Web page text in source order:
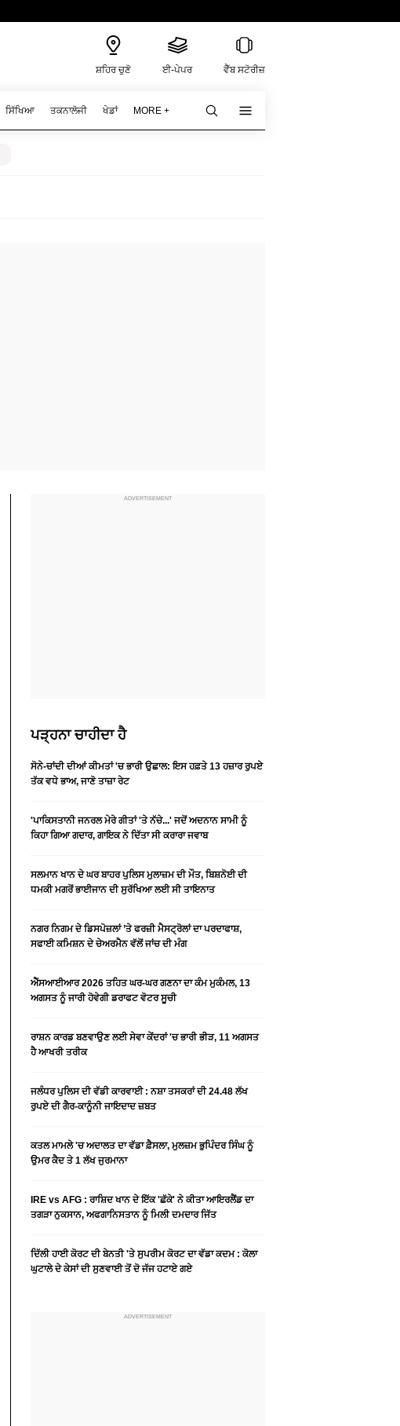
ਸ਼ਹਿਰ ਚੁਣੋ ਈ-ਪੇਪਰ ਵੈੱਬ ਸਟੋਰੀਜ਼
ਸਿੱਖਿਆ ਤਕਨਾਲੋਜੀ ਖੇਡਾਂ MORE +
ਪੜ੍ਹਨਾ ਚਾਹੀਦਾ ਹੈ
ਸੋਨੇ-ਚਾਂਦੀ ਦੀਆਂ ਕੀਮਤਾਂ 'ਚ ਭਾਰੀ ਉਛਾਲ: ਇਸ ਹਫ਼ਤੇ 13 ਹਜ਼ਾਰ ਰੁਪਏ
ਤੱਕ ਵਧੇ ਭਾਅ, ਜਾਣੋ ਤਾਜ਼ਾ ਰੇਟ
'ਪਾਕਿਸਤਾਨੀ ਜਨਰਲ ਮੇਰੇ ਗੀਤਾਂ 'ਤੇ ਨੱਚੇ...' ਜਦੋਂ ਅਦਨਾਨ ਸਾਮੀ ਨੂੰ
ਕਿਹਾ ਗਿਆ ਗਦਾਰ, ਗਾਇਕ ਨੇ ਦਿੱਤਾ ਸੀ ਕਰਾਰਾ ਜਵਾਬ
ਸਲਮਾਨ ਖਾਨ ਦੇ ਘਰ ਬਾਹਰ ਪੁਲਿਸ ਮੁਲਾਜ਼ਮ ਦੀ ਮੌਤ, ਬਿਸ਼ਨੋਈ ਦੀ
ਧਮਕੀ ਮਗਰੋਂ ਭਾਈਜਾਨ ਦੀ ਸੁਰੱਖਿਆ ਲਈ ਸੀ ਤਾਇਨਾਤ
ਨਗਰ ਨਿਗਮ ਦੇ ਡਿਸਪੋਜ਼ਲਾਂ ’ਤੇ ਫਰਜ਼ੀ ਮੈਸਟ੍ਰੋਲਾਂ ਦਾ ਪਰਦਾਫਾਸ਼,
ਸਫਾਈ ਕਮਿਸ਼ਨ ਦੇ ਚੇਅਰਮੈਨ ਵੱਲੋਂ ਜਾਂਚ ਦੀ ਮੰਗ
ਐੱਸਆਈਆਰ 2026 ਤਹਿਤ ਘਰ-ਘਰ ਗਣਨਾ ਦਾ ਕੰਮ ਮੁਕੰਮਲ, 13
ਅਗਸਤ ਨੂੰ ਜਾਰੀ ਹੋਵੇਗੀ ਡਰਾਫਟ ਵੋਟਰ ਸੂਚੀ
ਰਾਸ਼ਨ ਕਾਰਡ ਬਣਵਾਉਣ ਲਈ ਸੇਵਾ ਕੇਂਦਰਾਂ 'ਚ ਭਾਰੀ ਭੀੜ, 11 ਅਗਸਤ
ਹੈ ਆਖਰੀ ਤਰੀਕ
ਜਲੰਧਰ ਪੁਲਿਸ ਦੀ ਵੱਡੀ ਕਾਰਵਾਈ : ਨਸ਼ਾ ਤਸਕਰਾਂ ਦੀ 24.48 ਲੱਖ
ਰੁਪਏ ਦੀ ਗੈਰ-ਕਾਨੂੰਨੀ ਜਾਇਦਾਦ ਜ਼ਬਤ
ਕਤਲ ਮਾਮਲੇ 'ਚ ਅਦਾਲਤ ਦਾ ਵੱਡਾ ਫ਼ੈਸਲਾ, ਮੁਲਜ਼ਮ ਭੁਪਿੰਦਰ ਸਿੰਘ ਨੂੰ
ਉਮਰ ਕੈਦ ਤੇ 1 ਲੱਖ ਜੁਰਮਾਨਾ
IRE vs AFG : ਰਾਸ਼ਿਦ ਖਾਨ ਦੇ ਇੱਕ 'ਛੱਕੇ' ਨੇ ਕੀਤਾ ਆਇਰਲੈਂਡ ਦਾ
ਤਗੜਾ ਨੁਕਸਾਨ, ਅਫਗਾਨਿਸਤਾਨ ਨੂੰ ਮਿਲੀ ਦਮਦਾਰ ਜਿੱਤ
ਦਿੱਲੀ ਹਾਈ ਕੋਰਟ ਦੀ ਬੇਨਤੀ 'ਤੇ ਸੁਪਰੀਮ ਕੋਰਟ ਦਾ ਵੱਡਾ ਕਦਮ : ਕੋਲਾ
ਘੁਟਾਲੇ ਦੇ ਕੇਸਾਂ ਦੀ ਸੁਣਵਾਈ ਤੋਂ ਦੋ ਜੱਜ ਹਟਾਏ ਗਏ